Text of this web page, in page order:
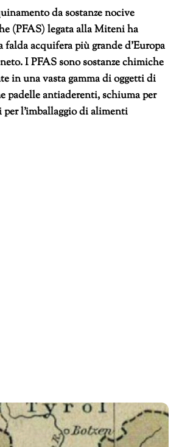
da sostanze nocive
(PFAS) legata alla Miteni ha
falda acquifera più grande d’Europa
I PFAS sono sostanze chimiche
in una vasta gamma di oggetti di
padelle antiaderenti, schiuma per
l’imballaggio di alimenti